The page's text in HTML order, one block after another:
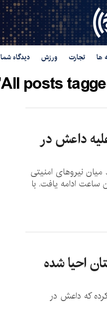
ها تجارت ورزش دیدگاه شما
All posts
داعش در
نیروهای امنیتی
ادامه یافت. با
احیا شده
کرده که داعش در